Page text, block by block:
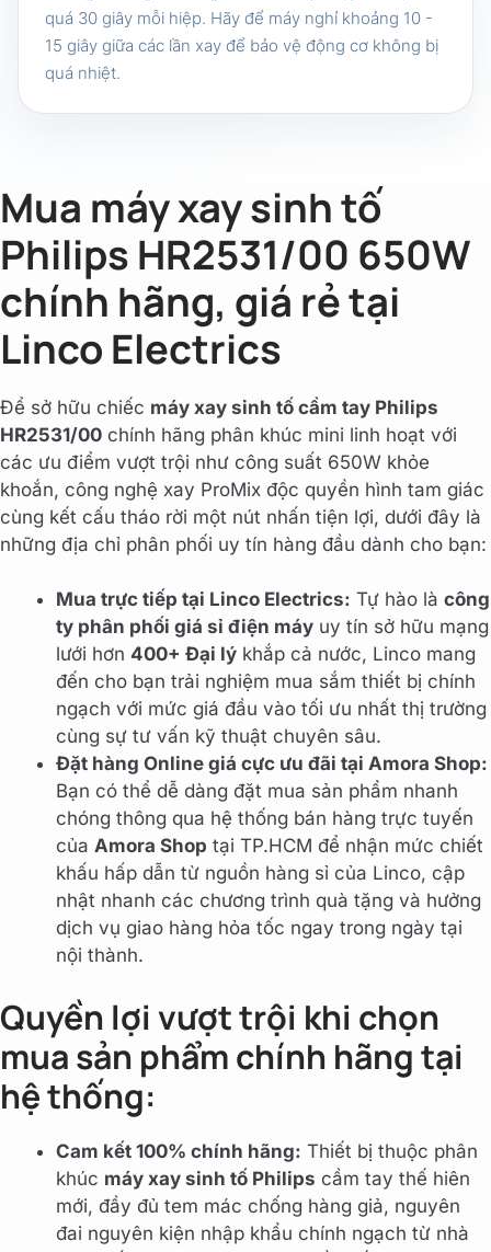
quá 30 giây mỗi hiệp. Hãy để máy nghỉ khoảng 10 -
15 giây giữa các lần xay để bảo vệ động cơ không bị
quá nhiệt.
Mua máy xay sinh tố
Philips HR2531/00 650W
chính hãng, giá rẻ tại
Linco Electrics
Để sở hữu chiếc máy xay sinh tố cầm tay Philips
HR2531/00 chính hãng phân khúc mini linh hoạt với
các ưu điểm vượt trội như công suất 650W khỏe
khoắn, công nghệ xay ProMix độc quyền hình tam giác
cùng kết cấu tháo rời một nút nhấn tiện lợi, dưới đây là
những địa chỉ phân phối uy tín hàng đầu dành cho bạn:
Mua trực tiếp tại Linco Electrics: Tự hào là công
ty phân phối giá sỉ điện máy uy tín sở hữu mạng
lưới hơn 400+ Đại lý khắp cả nước, Linco mang
đến cho bạn trải nghiệm mua sắm thiết bị chính
ngạch với mức giá đầu vào tối ưu nhất thị trường
cùng sự tư vấn kỹ thuật chuyên sâu.
Đặt hàng Online giá cực ưu đãi tại Amora Shop:
Bạn có thể dễ dàng đặt mua sản phẩm nhanh
chóng thông qua hệ thống bán hàng trực tuyến
của Amora Shop tại TP.HCM để nhận mức chiết
khấu hấp dẫn từ nguồn hàng sỉ của Linco, cập
nhật nhanh các chương trình quà tặng và hưởng
dịch vụ giao hàng hỏa tốc ngay trong ngày tại
nội thành.
Quyền lợi vượt trội khi chọn
mua sản phẩm chính hãng tại
hệ thống:
Cam kết 100% chính hãng: Thiết bị thuộc phân
khúc máy xay sinh tố Philips cầm tay thế hiên
mới, đầy đủ tem mác chống hàng giả, nguyên
đai nguyên kiện nhập khẩu chính ngạch từ nhà